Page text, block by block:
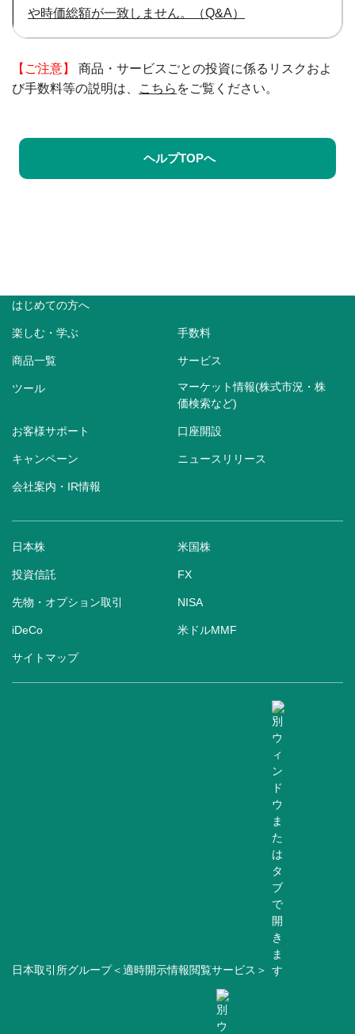
や時価総額が一致しません。（Q&A）
【ご注意】
商品・サービスごとの投資に係るリスクおよ
び手数料等の説明は、
こちら をご覧ください。
ヘルプTOPへ
はじめての方へ
楽しむ・学ぶ 手数料
商品一覧 サービス
ツール
マーケット情報(株式市況・株
価検索など)
お客様サポート 口座開設
キャンペーン ニュースリリース
会社案内・IR情報
日本株 米国株
投資信託 FX
先物・オプション取引 NISA
iDeCo 米ドルMMF
サイトマップ
日本取引所グループ＜適時開示情報閲覧サービス＞